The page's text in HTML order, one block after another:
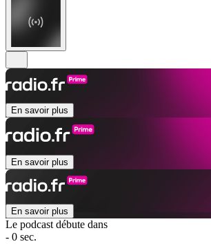
En savoir plus
En savoir plus
En savoir plus
Le podcast débute dans
- 0 sec.